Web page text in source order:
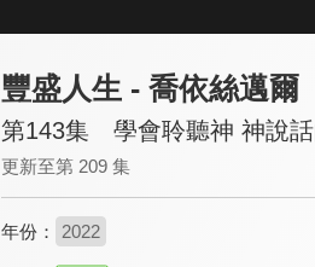
豐盛人生 - 喬依絲邁爾
第143集 學會聆聽神 神說
更新至第 209 集
年份： 2022